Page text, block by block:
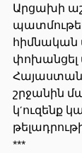
Արցախի
հիմնական
շրջանին
կ’ուզենք
***